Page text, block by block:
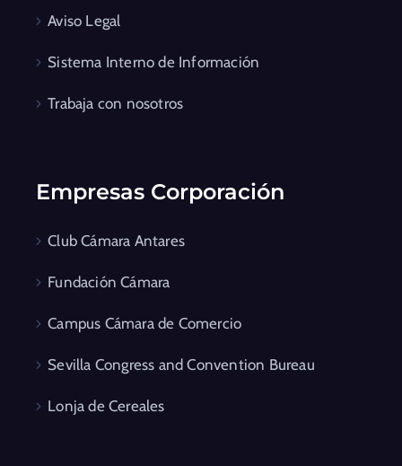
Aviso Legal
Sistema Interno de Información
Trabaja con nosotros
Empresas Corporación
Club Cámara Antares
Fundación Cámara
Campus Cámara de Comercio
Sevilla Congress and Convention Bureau
Lonja de Cereales